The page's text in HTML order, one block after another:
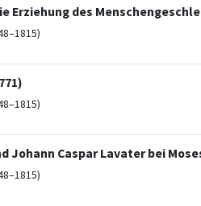
Erziehung des
Johann Caspar Lavater bei